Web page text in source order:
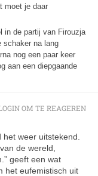
moet je daar
in de partij van Firouzja
schaker na lang
nog een paar keer
aan een diepgaande
weer uitstekend.
de wereld,
geeft een wat
het eufemistisch uit
OM TE REAGEREN